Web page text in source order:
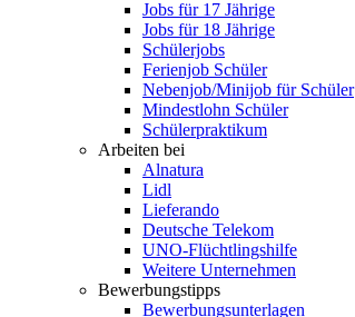
Jobs für 17 Jährige
Jobs für 18 Jährige
Schülerjobs
Ferienjob Schüler
Nebenjob/Minijob für Schüler
Mindestlohn Schüler
Schülerpraktikum
Arbeiten bei
Alnatura
Lidl
Lieferando
Deutsche Telekom
UNO-Flüchtlingshilfe
Weitere Unternehmen
Bewerbungstipps
Bewerbungsunterlagen